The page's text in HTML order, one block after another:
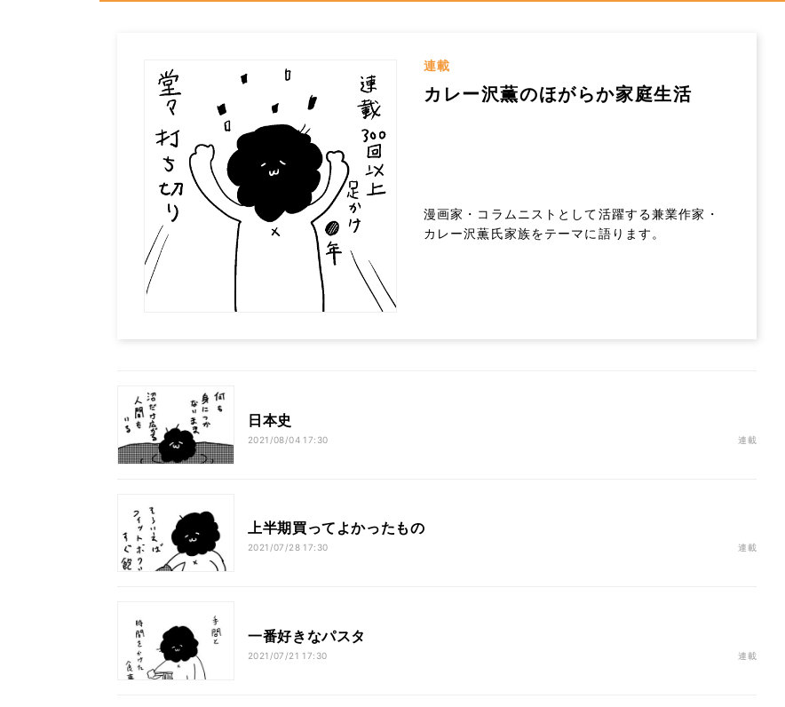
連載
カレー沢薫のほがらか家庭生活
漫画家・コラムニストとして活躍する兼業作家・
カレー沢薫氏家族をテーマに語ります。
日本史
2021/08/04 17:30 連載
上半期買ってよかったもの
2021/07/28 17:30 連載
一番好きなパスタ
2021/07/21 17:30 連載